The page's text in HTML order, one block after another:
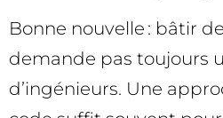
Bonne nouvelle : bâtir
demande pas toujours
d’ingénieurs. Une